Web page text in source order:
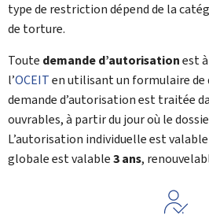
type de restriction dépend de la
de torture.
Toute demande d’autorisationest
l’OCEITen utilisant un formulaire de
demande d’autorisation est traitée
ouvrables, à partir du jour où le
L’autorisation individuelle est valable
globale est valable3 ans,